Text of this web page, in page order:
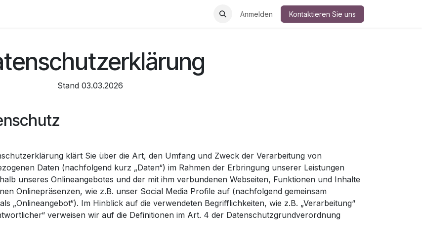
Anmelden Kontaktieren Sie uns
Stand 03.03.2026
klärt Sie über die Art, den Umfang und Zweck der Verarbeitung von
Daten (nachfolgend kurz „Daten“) im Rahmen der Erbringung unserer Leistungen
unseres Onlineangebotes und der mit ihm verbundenen Webseiten, Funktionen und Inhalte
Onlinepräsenzen, wie z.B. unser Social Media Profile auf (nachfolgend gemeinsam
„Onlineangebot“). Im Hinblick auf die verwendeten Begrifflichkeiten, wie z.B. „Verarbeitung“
verweisen wir auf die Definitionen im Art. 4 der Datenschutzgrundverordnung